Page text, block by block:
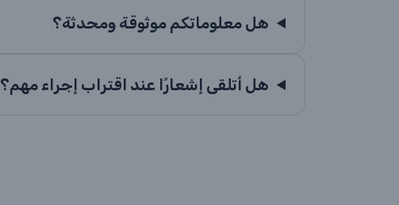
هل معلوماتكم موثوقة ومحدثة؟
هل أتلقى إشعارًا عند اقتراب إجراء مهم؟